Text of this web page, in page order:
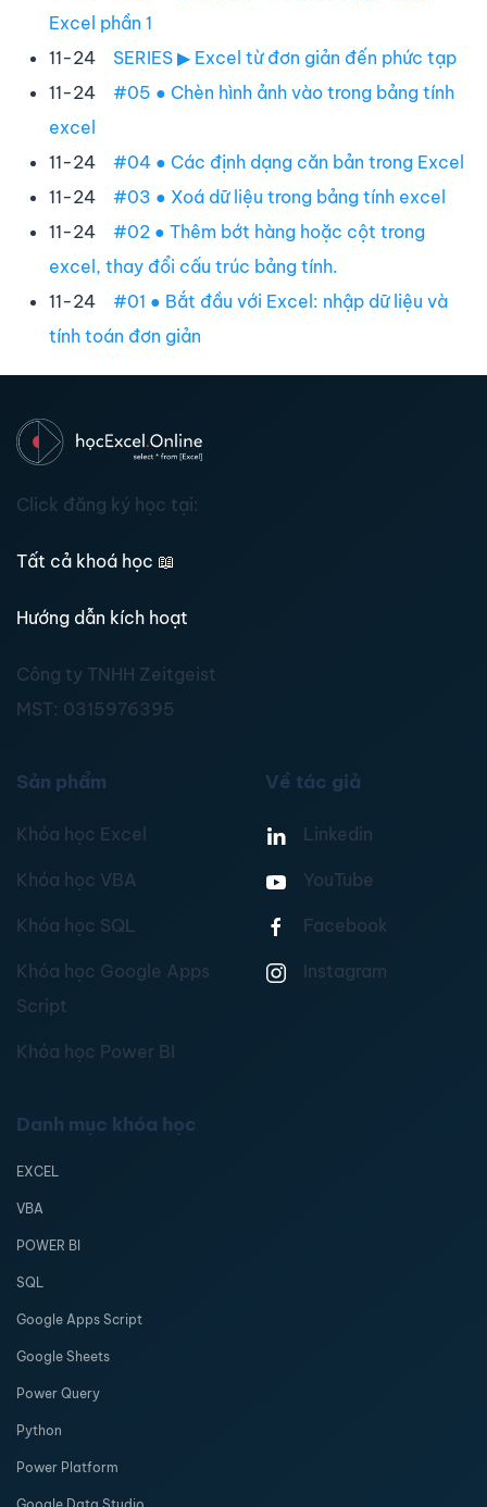
Excel phần 1
11-24 SERIES ▶ Excel từ đơn giản đến phức tạp
11-24 #05 ● Chèn hình ảnh vào trong bảng tính
excel
11-24 #04 ● Các định dạng căn bản trong Excel
11-24 #03 ● Xoá dữ liệu trong bảng tính excel
11-24 #02 ● Thêm bớt hàng hoặc cột trong
excel, thay đổi cấu trúc bảng tính.
11-24 #01 ● Bắt đầu với Excel: nhập dữ liệu và
tính toán đơn giản
Click đăng ký học tại:
Tất cả khoá học 📖
Hướng dẫn kích hoạt
Công ty TNHH Zeitgeist
MST: 0315976395
Sản phẩm
Khóa học Excel
Khóa học VBA
Khóa học SQL
Khóa học Google Apps
Script
Khóa học Power BI
Về tác giả
Linkedin
YouTube
Facebook
Instagram
Danh mục khóa học
EXCEL
VBA
POWER BI
SQL
Google Apps Script
Google Sheets
Power Query
Python
Power Platform